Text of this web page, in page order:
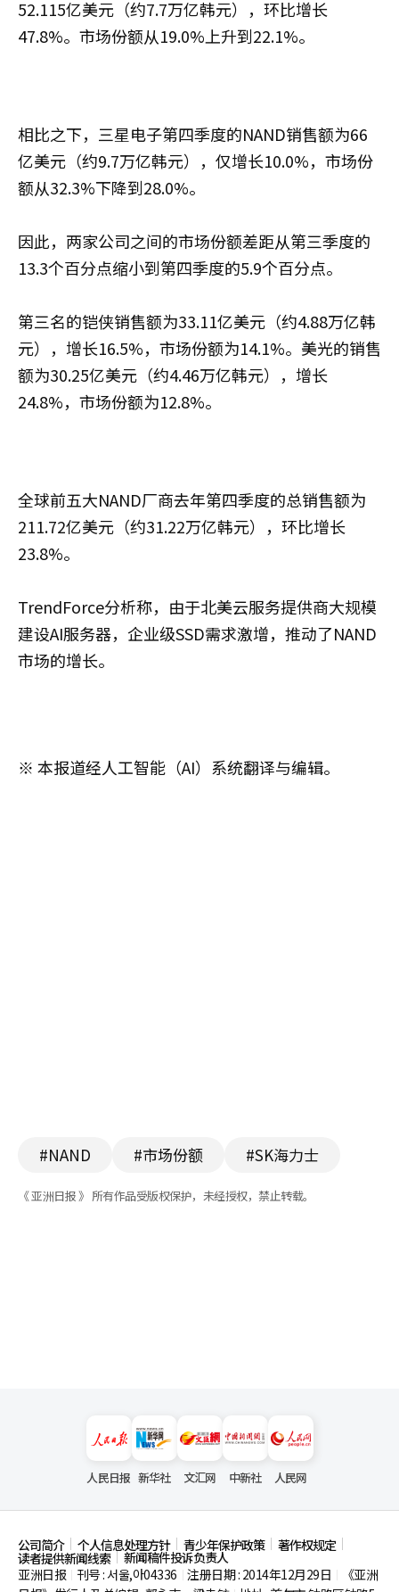
52.115亿美元（约7.7万亿韩元），环比增长
47.8%。市场份额从19.0%上升到22.1%。
相比之下，三星电子第四季度的NAND销售额为66
亿美元（约9.7万亿韩元），仅增长10.0%，市场份
额从32.3%下降到28.0%。
因此，两家公司之间的市场份额差距从第三季度的
13.3个百分点缩小到第四季度的5.9个百分点。
第三名的铠侠销售额为33.11亿美元（约4.88万亿韩
元），增长16.5%，市场份额为14.1%。美光的销售
额为30.25亿美元（约4.46万亿韩元），增长
24.8%，市场份额为12.8%。
全球前五大NAND厂商去年第四季度的总销售额为
211.72亿美元（约31.22万亿韩元），环比增长
23.8%。
TrendForce分析称，由于北美云服务提供商大规模
建设AI服务器，企业级SSD需求激增，推动了NAND
市场的增长。
※ 本报道经人工智能（AI）系统翻译与编辑。
#NAND #市场份额 #SK海力士
《 亚洲日报 》 所有作品受版权保护，未经授权，禁止转载。
人民日报 新华社 文汇网 中新社 人民网
公司简介 个人信息处理方针 青少年保护政策 著作权规定
读者提供新闻线索
新闻稿件投诉负责人
亚洲日报
刊号 : 서울,아04336 注册日期 : 2014年12月29日
《亚洲